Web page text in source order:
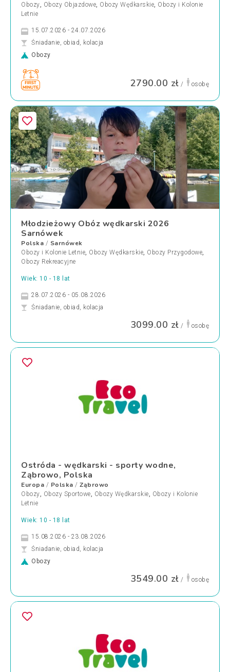
Obozy, Obozy Objazdowe, Obozy Wędkarskie, Obozy i Kolonie
Letnie
15.07.2026 - 24.07.2026
Śniadanie, obiad, kolacja
Obozy
2790.00 zł / osobę
Młodzieżowy Obóz wędkarski 2026
Sarnówek
Polska / Sarnówek
Obozy i Kolonie Letnie, Obozy Wędkarskie, Obozy Przygodowe,
Obozy Rekreacyjne
Wiek: 10 - 18 lat
28.07.2026 - 05.08.2026
Śniadanie, obiad, kolacja
3099.00 zł / osobę
Ostróda - wędkarski - sporty wodne,
Ząbrowo, Polska
Europa / Polska / Ząbrowo
Obozy, Obozy Sportowe, Obozy Wędkarskie, Obozy i Kolonie
Letnie
Wiek: 10 - 18 lat
15.08.2026 - 23.08.2026
Śniadanie, obiad, kolacja
Obozy
3549.00 zł / osobę